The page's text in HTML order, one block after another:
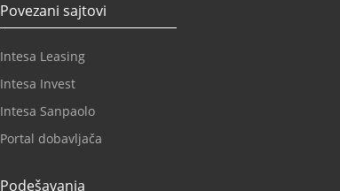
Povezani sajtovi
Intesa Leasing
Intesa Invest
Intesa Sanpaolo
Portal dobavljača
Podešavanja